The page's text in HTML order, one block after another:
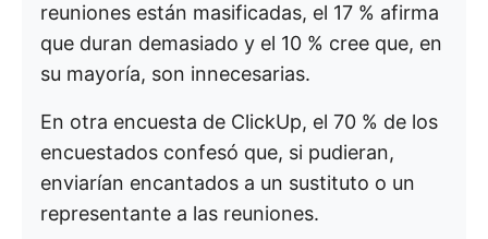
reuniones están masificadas, el 17 % afirma
que duran demasiado y el 10 % cree que, en
su mayoría, son innecesarias.
En otra encuesta de ClickUp, el 70 % de los
encuestados confesó que, si pudieran,
enviarían encantados a un sustituto o un
representante a las reuniones.